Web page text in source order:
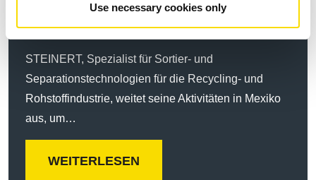
Use necessary cookies only
STEINERT baut Präsenz in Mexiko aus
STEINERT, Spezialist für Sortier- und
Separationstechnologien für die Recycling- und
Rohstoffindustrie, weitet seine Aktivitäten in Mexiko
aus, um…
WEITERLESEN